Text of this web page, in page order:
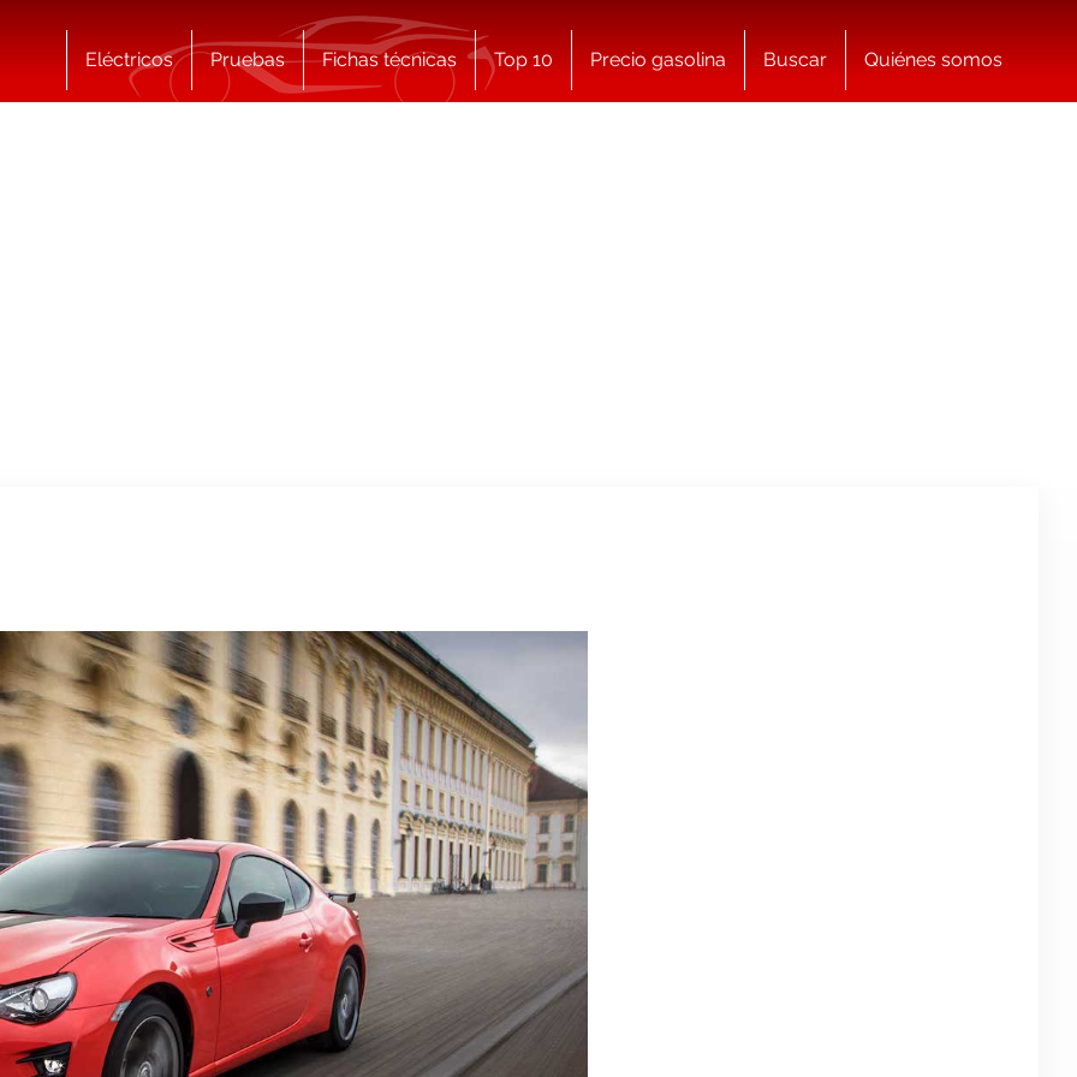
Eléctricos Pruebas Fichas técnicas Top 10 Precio gasolina Buscar Quiénes somos